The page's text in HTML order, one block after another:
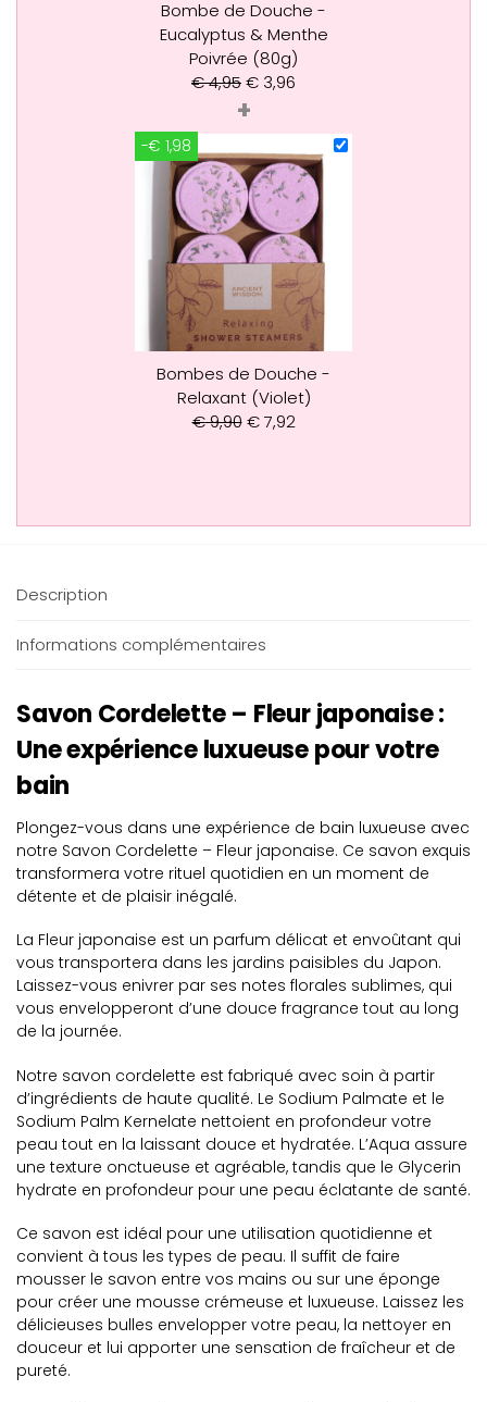
Bombe de Douche -
Eucalyptus & Menthe
Poivrée (80g)
€4,95€ 3,96
+
-€ 1,98
Bombes de Douche -
Relaxant (Violet)
€9,90 €7,92
Description
Informations complémentaires
Savon Cordelette – Fleur japonaise :
Une expérience luxueuse pour votre
bain
Plongez-vous dans une expérience de bain luxueuse avec
notre Savon Cordelette – Fleur japonaise. Ce savon exquis
transformera votre rituel quotidien en un moment de
détente et de plaisir inégalé.
La Fleur japonaise est un parfum délicat et envoûtant qui
vous transportera dans les jardins paisibles du Japon.
Laissez-vous enivrer par ses notes florales sublimes, qui
vous envelopperont d’une douce fragrance tout au long
de la journée.
Notre savon cordelette est fabriqué avec soin à partir
d’ingrédients de haute qualité. Le Sodium Palmate et le
Sodium Palm Kernelate nettoient en profondeur votre
peau tout en la laissant douce et hydratée. L’Aqua assure
une texture onctueuse et agréable, tandis que le Glycerin
hydrate en profondeur pour une peau éclatante de santé.
Ce savon est idéal pour une utilisation quotidienne et
convient à tous les types de peau. Il suffit de faire
mousser le savon entre vos mains ou sur une éponge
pour créer une mousse crémeuse et luxueuse. Laissez les
délicieuses bulles envelopper votre peau, la nettoyer en
douceur et lui apporter une sensation de fraîcheur et de
pureté.